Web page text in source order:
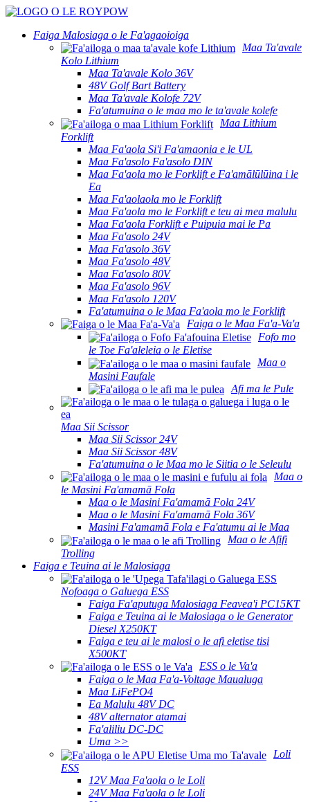
Faiga Malosiaga o le Fa'agaoioiga
Maa Ta'avale
Kolo Lithium
Maa Ta'avale Kolo 36V
48V Golf Bart Battery
Maa Ta'avale Kolofe 72V
Fa'atumuina o le maa mo le ta'avale kolefe
Maa Lithium
Forklift
Maa Fa'aola Si'i Fa'amaonia e le UL
Maa Fa'asolo Fa'asolo DIN
Maa Fa'aola mo le Forklift e Fa'amālūlūina i le
Ea
Maa Fa'aolaola mo le Forklift
Maa Fa'aola mo le Forklift e teu ai mea malulu
Maa Fa'aola Forklift e Puipuia mai le Pa
Maa Fa'asolo 24V
Maa Fa'asolo 36V
Maa Fa'asolo 48V
Maa Fa'asolo 80V
Maa Fa'asolo 96V
Maa Fa'asolo 120V
Fa'atumuina o le Maa Fa'aola mo le Forklift
Faiga o le Maa Fa'a-Va'a
Fofo mo
le Toe Fa'aleleia o le Eletise
Maa o
Masini Faufale
Afi ma le Pule
Maa Sii Scissor
Maa Sii Scissor 24V
Maa Sii Scissor 48V
Fa'atumuina o le Maa mo le Siitia o le Seleulu
Maa o
le Masini Fa'amamā Fola
Maa o le Masini Fa'amamā Fola 24V
Maa o le Masini Fa'amamā Fola 36V
Masini Fa'amamā Fola e Fa'atumu ai le Maa
Maa o le Afifi
Trolling
Faiga e Teuina ai le Malosiaga
Nofoaga o Galuega ESS
Faiga Fa'aputuga Malosiaga Feavea'i PC15KT
Faiga e Teuina ai le Malosiaga o le Generator
Diesel X250KT
Faiga e teu ai le malosi o le afi eletise tisi
X500KT
ESS o le Va'a
Faiga o le Maa Fa'a-Voltage Maualuga
Maa LiFePO4
Ea Malulu 48V DC
48V alternator atamai
Fa'aliliu DC-DC
Uma >>
Loli
ESS
12V Maa Fa'aola o le Loli
24V Maa Fa'aola o le Loli